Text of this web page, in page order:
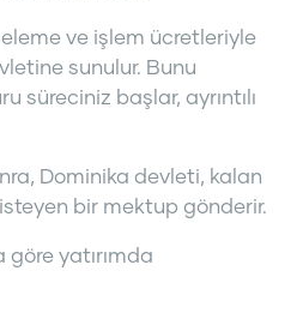
ve işlem ücretleriyle
sunulur. Bunu
süreciniz başlar, ayrıntılı
Dominika devleti, kalan
bir mektup gönderir.
yatırımda